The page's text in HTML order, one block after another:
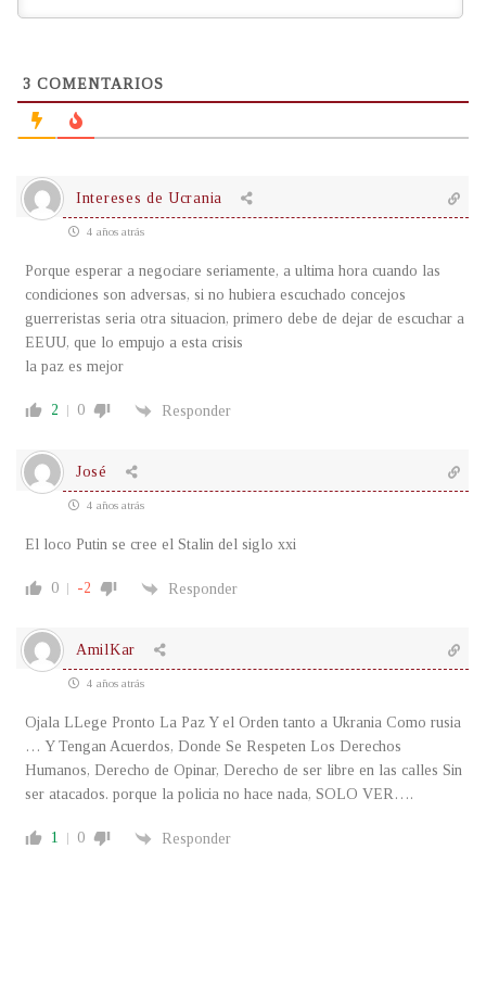
3 COMENTARIOS
Intereses de Ucrania
4 años atrás
Porque esperar a negociare seriamente, a ultima hora cuando las
condiciones son adversas, si no hubiera escuchado concejos
guerreristas seria otra situacion, primero debe de dejar de escuchar a
EEUU, que lo empujo a esta crisis
la paz es mejor
2 0 Responder
José
4 años atrás
El loco Putin se cree el Stalin del siglo xxi
0 -2 Responder
AmilKar
4 años atrás
Ojala LLege Pronto La Paz Y el Orden tanto a Ukrania Como rusia
… Y Tengan Acuerdos, Donde Se Respeten Los Derechos
Humanos, Derecho de Opinar, Derecho de ser libre en las calles Sin
ser atacados. porque la policia no hace nada, SOLO VER….
1 0 Responder